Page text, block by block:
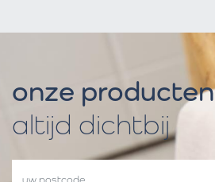
onze producten
altijd dichtbij